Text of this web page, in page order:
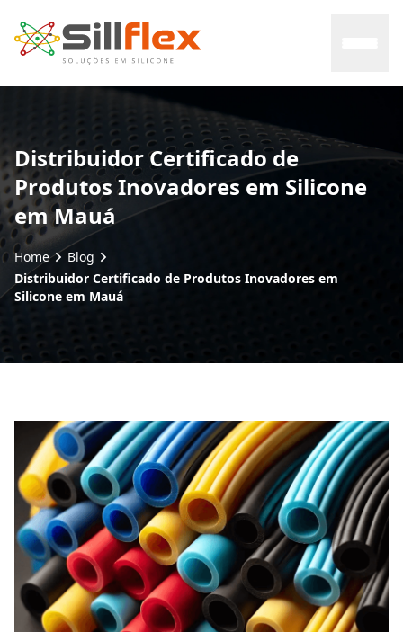
Home
Sobre nós
Distribuidor Certificado de
Produtos Inovadores em Silicone
em Mauá
Home
Blog
Distribuidor Certificado de Produtos Inovadores em
Silicone em Mauá